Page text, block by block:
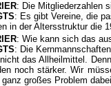
: Die Mitgliederzahlen
: Es gibt Vereine, die
in der Altersstruktur die
: Wie kann sich das
: Die
das Allheilmittel.
noch stärker. Wir
großes Problem